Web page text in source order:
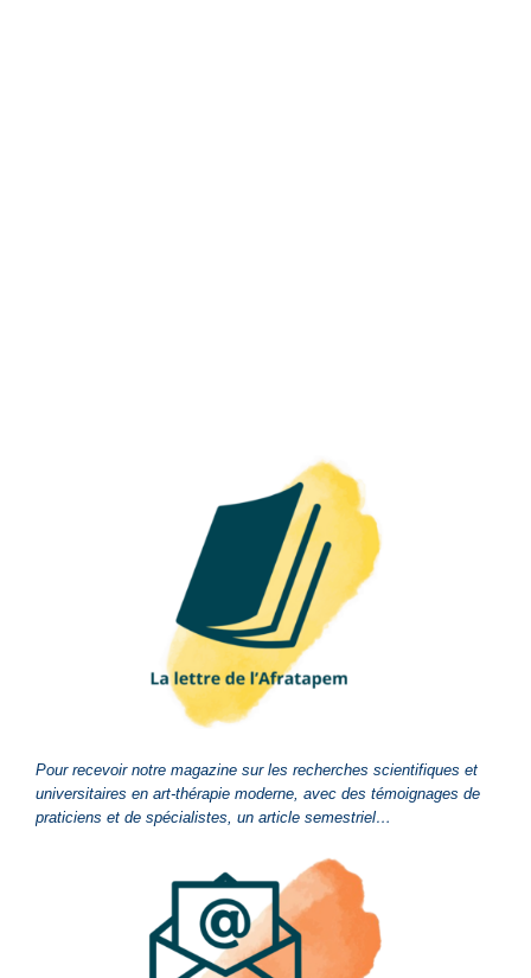
Pour recevoir notre magazine sur les recherches scientifiques et
universitaires en art-thérapie moderne, avec des témoignages de
praticiens et de spécialistes, un article semestriel…